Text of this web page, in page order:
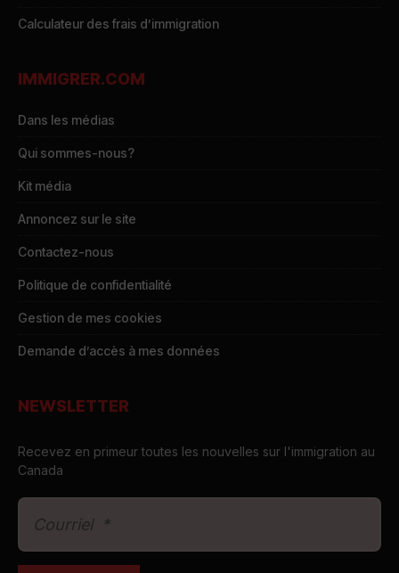
Calculateur des frais d’immigration
IMMIGRER.COM
Dans les médias
Qui sommes-nous?
Kit média
Annoncez sur le site
Contactez-nous
Politique de confidentialité
Gestion de mes cookies
Demande d’accès à mes données
NEWSLETTER
Recevez en primeur toutes les nouvelles sur l'immigration au
Canada